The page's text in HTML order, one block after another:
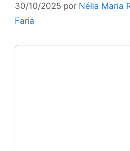
30/10/2025 por Nélia Maria
Faria